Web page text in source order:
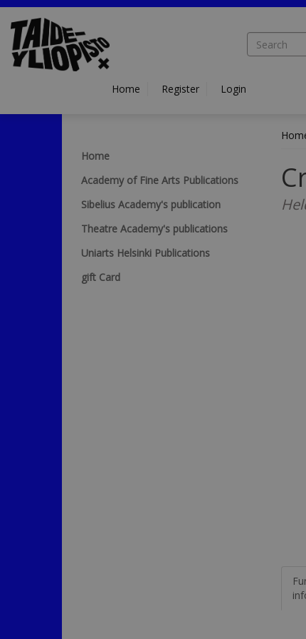
Hyppää pääsisältöön
Home Register Login
Home
Academy of Fine Arts Publications
Sibelius Academy's publication
Theatre Academy's publications
Uniarts Helsinki Publications
gift Card